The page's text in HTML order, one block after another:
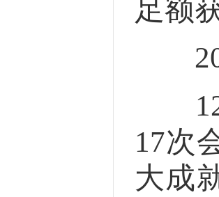
足额
12
17次
大成